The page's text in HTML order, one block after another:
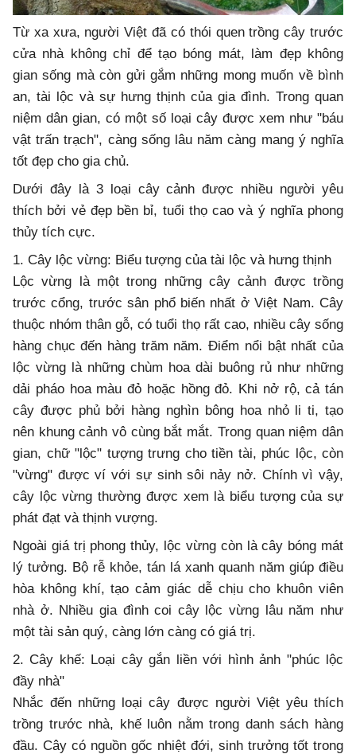
Từ xa xưa, người Việt đã có thói quen trồng cây trước
cửa nhà không chỉ để tạo bóng mát, làm đẹp không
gian sống mà còn gửi gắm những mong muốn về bình
an, tài lộc và sự hưng thịnh của gia đình. Trong quan
niệm dân gian, có một số loại cây được xem như "báu
vật trấn trạch", càng sống lâu năm càng mang ý nghĩa
tốt đẹp cho gia chủ.
Dưới đây là 3 loại cây cảnh được nhiều người yêu
thích bởi vẻ đẹp bền bỉ, tuổi thọ cao và ý nghĩa phong
thủy tích cực.
1. Cây lộc vừng: Biểu tượng của tài lộc và hưng thịnh
Lộc vừng là một trong những cây cảnh được trồng
trước cổng, trước sân phổ biến nhất ở Việt Nam. Cây
thuộc nhóm thân gỗ, có tuổi thọ rất cao, nhiều cây sống
hàng chục đến hàng trăm năm. Điểm nổi bật nhất của
lộc vừng là những chùm hoa dài buông rủ như những
dải pháo hoa màu đỏ hoặc hồng đỏ. Khi nở rộ, cả tán
cây được phủ bởi hàng nghìn bông hoa nhỏ li ti, tạo
nên khung cảnh vô cùng bắt mắt. Trong quan niệm dân
gian, chữ "lộc" tượng trưng cho tiền tài, phúc lộc, còn
"vừng" được ví với sự sinh sôi nảy nở. Chính vì vậy,
cây lộc vừng thường được xem là biểu tượng của sự
phát đạt và thịnh vượng.
Ngoài giá trị phong thủy, lộc vừng còn là cây bóng mát
lý tưởng. Bộ rễ khỏe, tán lá xanh quanh năm giúp điều
hòa không khí, tạo cảm giác dễ chịu cho khuôn viên
nhà ở. Nhiều gia đình coi cây lộc vừng lâu năm như
một tài sản quý, càng lớn càng có giá trị.
2. Cây khế: Loại cây gắn liền với hình ảnh "phúc lộc
đầy nhà"
Nhắc đến những loại cây được người Việt yêu thích
trồng trước nhà, khế luôn nằm trong danh sách hàng
đầu. Cây có nguồn gốc nhiệt đới, sinh trưởng tốt trong